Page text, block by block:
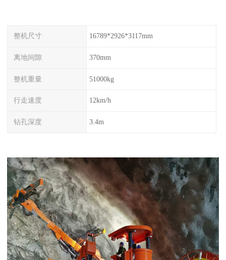
整机尺寸 16789*2926*3117mm
离地间隙 370mm
整机重量 51000kg
行走速度 12km/h
钻孔深度 3.4m